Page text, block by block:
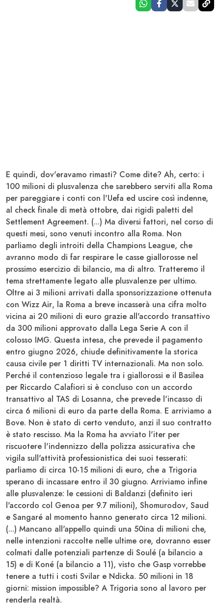
E quindi, dov'eravamo rimasti? Come dite? Ah, certo: i
100 milioni di plusvalenza che sarebbero serviti alla Roma
per pareggiare i conti con l'Uefa ed uscire così indenne,
al check finale di metà ottobre, dai rigidi paletti del
Settlement Agreement. (...) Ma diversi fattori, nel corso di
questi mesi, sono venuti incontro alla Roma. Non
parliamo degli introiti della Champions League, che
avranno modo di far respirare le casse giallorosse nel
prossimo esercizio di bilancio, ma di altro. Tratteremo il
tema strettamente legato alle plusvalenze per ultimo.
Oltre ai 3 milioni arrivati dalla sponsorizzazione ottenuta
con Wizz Air, la Roma a breve incasserà una cifra molto
vicina ai 20 milioni di euro grazie all'accordo transattivo
da 300 milioni approvato dalla Lega Serie A con il
colosso IMG. Questa intesa, che prevede il pagamento
entro giugno 2026, chiude definitivamente la storica
causa civile per 1 diritti TV internazionali. Ma non solo.
Perché il contenzioso legale tra i giallorossi e il Basilea
per Riccardo Calafiori si è concluso con un accordo
transattivo al TAS di Losanna, che prevede l'incasso di
circa 6 milioni di euro da parte della Roma. E arriviamo a
Bove. Non è stato di certo venduto, anzi il suo contratto
è stato rescisso. Ma la Roma ha avviato l'iter per
riscuotere l'indennizzo della polizza assicurativa che
vigila sull'attività professionistica dei suoi tesserati:
parliamo di circa 10-15 milioni di euro, che a Trigoria
sperano di incassare entro il 30 giugno. Arriviamo infine
alle plusvalenze: le cessioni di Baldanzi (definito ieri
l'accordo col Genoa per 9.7 milioni), Shomurodov, Saud
e Sangaré al momento hanno generato circa 12 milioni.
(...) Mancano all'appello quindi una 50ina di milioni che,
nelle intenzioni raccolte nelle ultime ore, dovranno esser
colmati dalle potenziali partenze di Soulé (a bilancio a
15) e di Koné (a bilancio a 11), visto che Gasp vorrebbe
tenere a tutti i costi Svilar e Ndicka. 50 milioni in 18
giorni: mission impossible? A Trigoria sono al lavoro per
renderla realtà.